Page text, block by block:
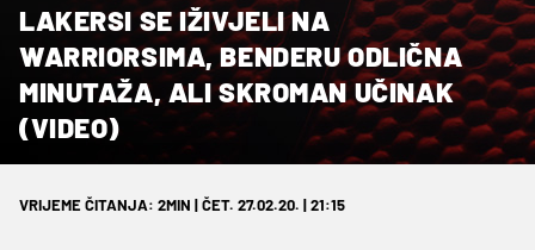
LAKERSI SE IŽIVJELI NA
WARRIORSIMA, BENDERU ODLIČNA
MINUTAŽA, ALI SKROMAN UČINAK
(VIDEO)
VRIJEME ČITANJA: 2MIN | ČET. 27.02.20. | 21:15